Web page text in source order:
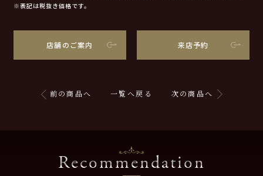
※表記は税抜き価格です。
店舗のご案内 来店予約
前の商品へ 一覧へ戻る 次の商品へ
Recommendation